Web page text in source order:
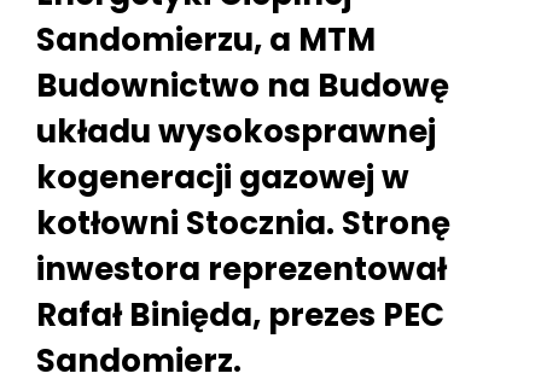
Sandomierzu, a MTM
Budownictwo na Budowę
układu wysokosprawnej
kogeneracji gazowej w
kotłowni Stocznia. Stronę
inwestora reprezentował
Rafał Binięda, prezes PEC
Sandomierz.